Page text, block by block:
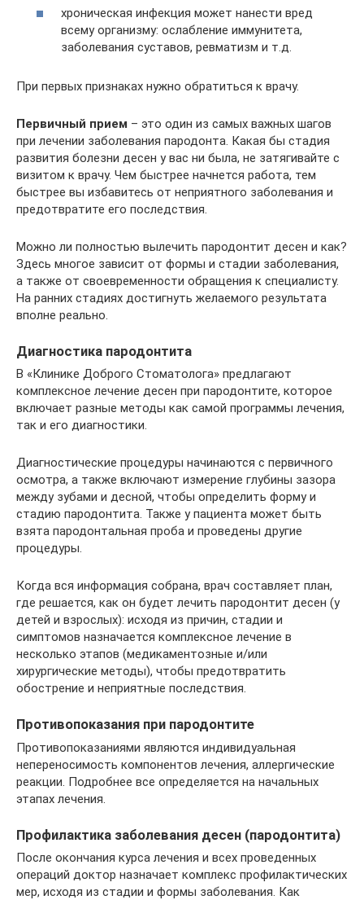
хроническая инфекция может нанести вред
всему организму: ослабление иммунитета,
заболевания суставов, ревматизм и т.д.
При первых признаках нужно обратиться к врачу.
Первичный прием – это один из самых важных шагов
при лечении заболевания пародонта. Какая бы стадия
развития болезни десен у вас ни была, не затягивайте с
визитом к врачу. Чем быстрее начнется работа, тем
быстрее вы избавитесь от неприятного заболевания и
предотвратите его последствия.
Можно ли полностью вылечить пародонтит десен и как?
Здесь многое зависит от формы и стадии заболевания,
а также от своевременности обращения к специалисту.
На ранних стадиях достигнуть желаемого результата
вполне реально.
Диагностика пародонтита
В «Клинике Доброго Стоматолога» предлагают
комплексное лечение десен при пародонтите, которое
включает разные методы как самой программы лечения,
так и его диагностики.
Диагностические процедуры начинаются с первичного
осмотра, а также включают измерение глубины зазора
между зубами и десной, чтобы определить форму и
стадию пародонтита. Также у пациента может быть
взята пародонтальная проба и проведены другие
процедуры.
Когда вся информация собрана, врач составляет план,
где решается, как он будет лечить пародонтит десен (у
детей и взрослых): исходя из причин, стадии и
симптомов назначается комплексное лечение в
несколько этапов (медикаментозные и/или
хирургические методы), чтобы предотвратить
обострение и неприятные последствия.
Противопоказания при пародонтите
Противопоказаниями являются индивидуальная
непереносимость компонентов лечения, аллергические
реакции. Подробнее все определяется на начальных
этапах лечения.
Профилактика заболевания десен (пародонтита)
После окончания курса лечения и всех проведенных
операций доктор назначает комплекс профилактических
мер, исходя из стадии и формы заболевания. Как